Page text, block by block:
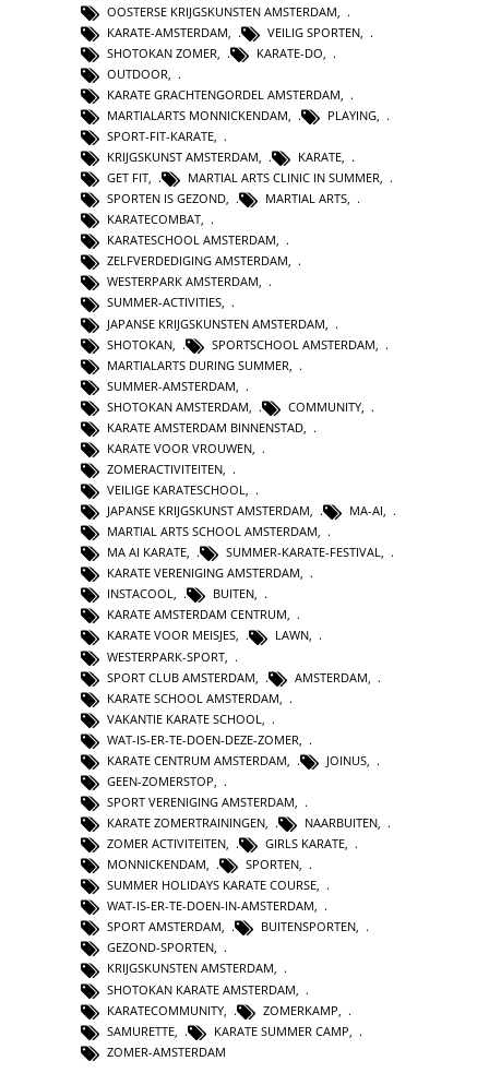
OOSTERSE KRIJGSKUNSTEN AMSTERDAM
KARATE-AMSTERDAM
VEILIG SPORTEN
SHOTOKAN ZOMER
KARATE-DO
OUTDOOR
KARATE GRACHTENGORDEL AMSTERDAM
MARTIALARTS MONNICKENDAM
PLAYING
SPORT-FIT-KARATE
KRIJGSKUNST AMSTERDAM, KARATE,
GET FIT, MARTIAL ARTS CLINIC IN SUMMER,
SPORTEN IS GEZOND, MARTIAL ARTS,
KARATECOMBAT,
KARATESCHOOL AMSTERDAM,
ZELFVERDEDIGING AMSTERDAM,
WESTERPARK AMSTERDAM,
SUMMER-ACTIVITIES,
JAPANSE KRIJGSKUNSTEN AMSTERDAM
SHOTOKAN
SPORTSCHOOL AMSTERDAM
MARTIALARTS DURING SUMMER
SUMMER-AMSTERDAM
SHOTOKAN AMSTERDAM
COMMUNITY
KARATE AMSTERDAM BINNENSTAD
KARATE VOOR VROUWEN
ZOMERACTIVITEITEN
VEILIGE KARATESCHOOL,
JAPANSE KRIJGSKUNST AMSTERDAM, MA-AI,
MARTIAL ARTS SCHOOL AMSTERDAM,
MA AI KARATE, SUMMER-KARATE-FESTIVAL,
KARATE VERENIGING AMSTERDAM,
INSTACOOL, BUITEN,
KARATE AMSTERDAM CENTRUM,
KARATE VOOR MEISJES, LAWN,
WESTERPARK-SPORT
SPORT CLUB AMSTERDAM
AMSTERDAM
KARATE SCHOOL AMSTERDAM
VAKANTIE KARATE SCHOOL
WAT-IS-ER-TE-DOEN-DEZE-ZOMER
KARATE CENTRUM AMSTERDAM
JOINUS
GEEN-ZOMERSTOP
SPORT VERENIGING AMSTERDAM
KARATE ZOMERTRAININGEN, NAARBUITEN,
ZOMER ACTIVITEITEN, GIRLS KARATE,
MONNICKENDAM, SPORTEN,
SUMMER HOLIDAYS KARATE COURSE,
WAT-IS-ER-TE-DOEN-IN-AMSTERDAM,
SPORT AMSTERDAM, BUITENSPORTEN,
GEZOND-SPORTEN,
KRIJGSKUNSTEN AMSTERDAM,
SHOTOKAN KARATE AMSTERDAM
KARATECOMMUNITY
ZOMERKAMP
SAMURETTE
KARATE SUMMER CAMP
ZOMER-AMSTERDAM